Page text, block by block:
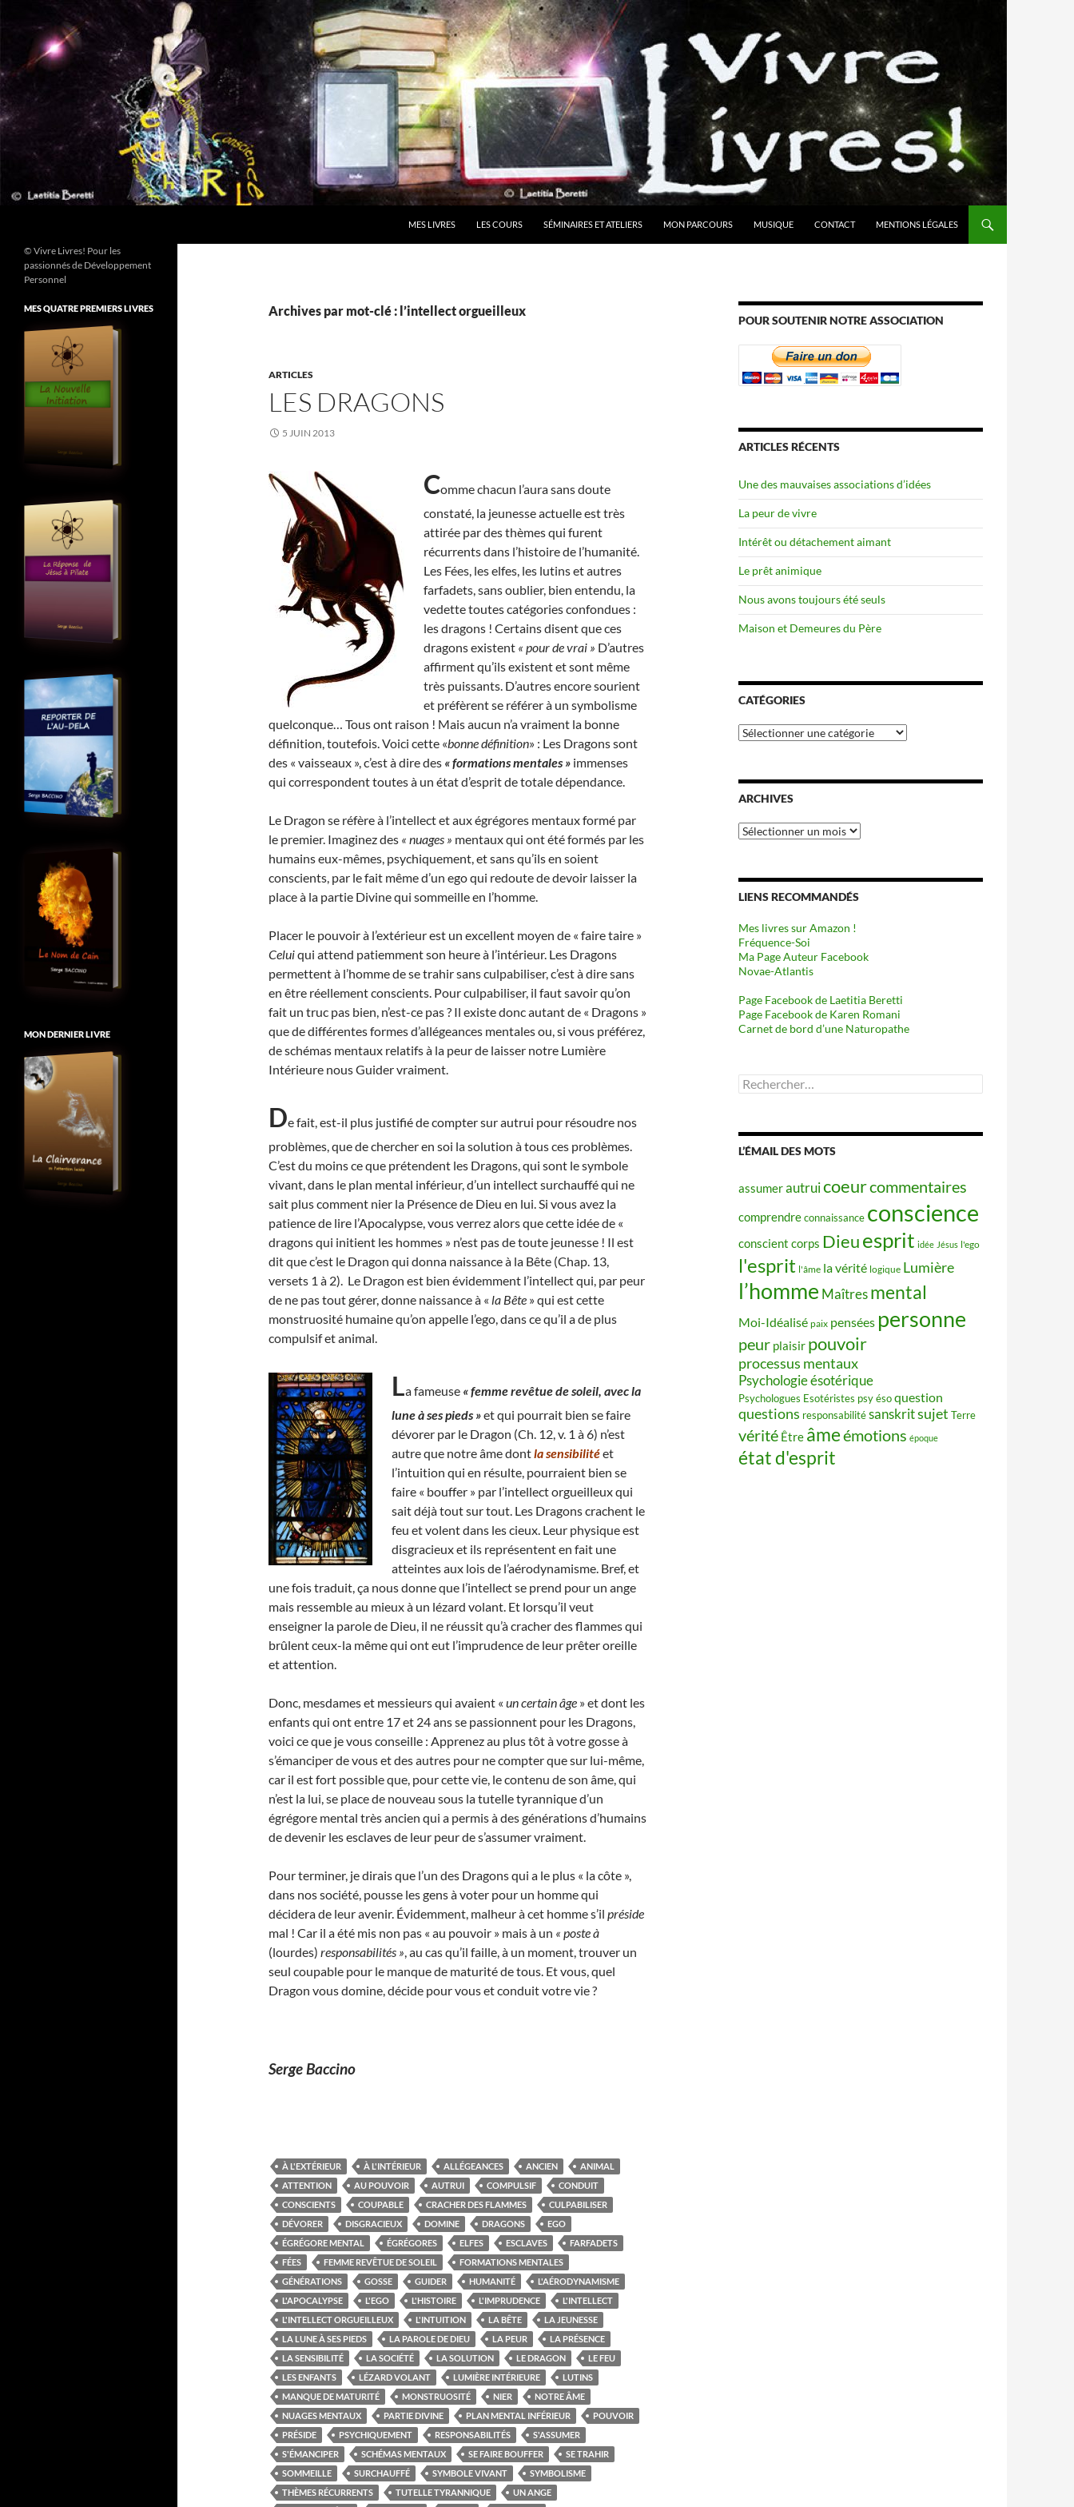
contenu
MES LIVRES LES COURS SÉMINAIRES ET ATELIERS MON PARCOURS MUSIQUE CONTACT MENTIONS LÉGALES
Archives par mot-clé : l’intellect orgueilleux
ARTICLES
LES DRAGONS
5 JUIN 2013
Comme chacun l’aura sans doute
constaté, la jeunesse actuelle est très
attirée par des thèmes qui furent
récurrents dans l’histoire de l’humanité.
Les Fées, les elfes, les lutins et autres
farfadets, sans oublier, bien entendu, la
vedette toutes catégories confondues :
les dragons ! Certains disent que ces
dragons existent « pour de vrai » D’autres
affirment qu’ils existent et sont même
très puissants. D’autres encore sourient
et préfèrent se référer à un symbolisme
quelconque… Tous ont raison ! Mais aucun n’a vraiment la bonne
définition, toutefois. Voici cette «bonne définition» : Les Dragons sont
des « vaisseaux », c’est à dire des « formations mentales » immenses
qui correspondent toutes à un état d’esprit de totale dépendance.
Le Dragon se réfère à l’intellect et aux égrégores mentaux formé par
le premier. Imaginez des « nuages » mentaux qui ont été formés par les
humains eux-mêmes, psychiquement, et sans qu’ils en soient
conscients, par le fait même d’un ego qui redoute de devoir laisser la
place à la partie Divine qui sommeille en l’homme.
Placer le pouvoir à l’extérieur est un excellent moyen de « faire taire »
Celuiqui attend patiemment son heure à l’intérieur. Les Dragons
permettent à l’homme de se trahir sans culpabiliser, c’est à dire sans
en être réellement conscients. Pour culpabiliser, il faut savoir qu’on
fait un truc pas bien, n’est-ce pas ? Il existe donc autant de « Dragons »
que de différentes formes d’allégeances mentales ou, si vous préférez,
de schémas mentaux relatifs à la peur de laisser notre Lumière
Intérieure nous Guider vraiment.
De fait, est-il plus justifié de compter sur autrui pour résoudre nos
problèmes, que de chercher en soi la solution à tous ces problèmes.
C’est du moins ce que prétendent les Dragons, qui sont le symbole
vivant, dans le plan mental inférieur, d’un intellect surchauffé qui ne
sait plus comment nier la Présence de Dieu en lui. Si vous avez la
patience de lire l’Apocalypse, vous verrez alors que cette idée de «
dragons qui initient les hommes » n’est pas de toute jeunesse ! Il est
dit que c’est le Dragon qui donna naissance à la Bête (Chap. 13,
versets 1 à 2). Le Dragon est bien évidemment l’intellect qui, par peur
de ne pas tout gérer, donne naissance à « la Bête » qui est cette
monstruosité humaine qu’on appelle l’ego, dans ce qu’il a de plus
compulsif et animal.
La fameuse « femme revêtue de soleil, avec la
lune à ses pieds »et qui pourrait bien se faire
dévorer par le Dragon (Ch. 12, v. 1 à 6) n’est
autre que notre âme dontla sensibilitéet
l’intuition qui en résulte, pourraient bien se
faire « bouffer » par l’intellect orgueilleux qui
sait déjà tout sur tout. Les Dragons crachent le
feu et volent dans les cieux. Leur physique est
disgracieux et ils représentent en fait une
atteintes aux lois de l’aérodynamisme. Bref, et
une fois traduit, ça nous donne que l’intellect se prend pour un ange
mais ressemble au mieux à un lézard volant. Et lorsqu’il veut
enseigner la parole de Dieu, il ne réussit qu’à cracher des flammes qui
brûlent ceux-la même qui ont eut l’imprudence de leur prêter oreille
et attention.
Donc, mesdames et messieurs qui avaient « un certain âge » et dont les
enfants qui ont entre 17 et 24 ans se passionnent pour les Dragons,
voici ce que je vous conseille : Apprenez au plus tôt à votre gosse à
s’émanciper de vous et des autres pour ne compter que sur lui-même,
car il est fort possible que, pour cette vie, le contenu de son âme, qui
n’est la lui, se place de nouveau sous la tutelle tyrannique d’un
égrégore mental très ancien qui a permis à des générations d’humains
de devenir les esclaves de leur peur de s’assumer vraiment.
Pour terminer, je dirais que l’un des Dragons qui a le plus « la côte »,
dans nos société, pousse les gens à voter pour un homme qui
décidera de leur avenir. Évidemment, malheur à cet homme s’il préside
mal ! Car il a été mis non pas « au pouvoir » mais à un « poste à
(lourdes) responsabilités », au cas qu’il faille, à un moment, trouver un
seul coupable pour le manque de maturité de tous. Et vous, quel
Dragon vous domine, décide pour vous et conduit votre vie ?
Serge Baccino
À L'EXTÉRIEUR À L'INTÉRIEUR ALLÉGEANCES ANCIEN
ANIMAL
ATTENTION
AU POUVOIR AUTRUI COMPULSIF
CONDUIT
CONSCIENTS
COUPABLE CRACHER DES FLAMMES
CULPABILISER
DÉVORER
DISGRACIEUX DOMINE DRAGONS
EGO
ÉGRÉGORE MENTAL
ÉGRÉGORES ELFES ESCLAVES
FARFADETS
FÉES
FEMME REVÊTUE DE SOLEIL
FORMATIONS MENTALES
GÉNÉRATIONS
GOSSE GUIDER HUMANITÉ
L'AÉRODYNAMISME
L'APOCALYPSE
L'EGO L'HISTOIRE L'IMPRUDENCE
L'INTELLECT
L'INTELLECT ORGUEILLEUX
L'INTUITION LA BÊTE
LA JEUNESSE
LA LUNE À SES PIEDS
LA PAROLE DE DIEU LA PEUR
LA PRÉSENCE
LA SENSIBILITÉ
LA SOCIÉTÉ LA SOLUTION LE DRAGON
LE FEU
LES ENFANTS
LÉZARD VOLANT LUMIÈRE INTÉRIEURE
LUTINS
MANQUE DE MATURITÉ
MONSTRUOSITÉ NIER
NOTRE ÂME
NUAGES MENTAUX
PARTIE DIVINE PLAN MENTAL INFÉRIEUR
POUVOIR
PRÉSIDE
PSYCHIQUEMENT RESPONSABILITÉS
S'ASSUMER
S'ÉMANCIPER
SCHÉMAS MENTAUX SE FAIRE BOUFFER
SE TRAHIR
SOMMEILLE
SURCHAUFFÉ SYMBOLE VIVANT
SYMBOLISME
THÈMES RÉCURRENTS
TUTELLE TYRANNIQUE
UN ANGE
POUR SOUTENIR NOTRE ASSOCIATION
ARTICLES RÉCENTS
Une des mauvaises associations d’idées
La peur de vivre
Intérêt ou détachement aimant
Le prêt animique
Nous avons toujours été seuls
Maison et Demeures du Père
CATÉGORIES
Catégories
ARCHIVES
Archives
LIENS RECOMMANDÉS
Mes livres sur Amazon !
Fréquence-Soi
Ma Page Auteur Facebook
Novae-Atlantis
Page Facebook de Laetitia Beretti
Page Facebook de Karen Romani
Carnet de bord d’une Naturopathe
Rechercher :
L’ÉMAIL DES MOTS
assumerautruicoeurcommentaires
comprendreconnaissance conscience
conscient corps Dieuesprit idée Jésus l'ego
l'esprit l'âme la vérité logique Lumière
l’homme Maîtres mental
Moi-Idéalisé paix pensées personne
peur plaisir pouvoir
processus mentaux
Psychologie ésotérique
Psychologues Esotéristes psy ésoquestion
questions responsabilitésanskritsujet Terre
vérité Être âmeémotions époque
état d'esprit
© Vivre Livres! Pour les
passionnés de Développement
Personnel
MES QUATRE PREMIERS LIVRES
MON DERNIER LIVRE